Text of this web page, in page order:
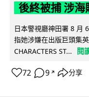
後終被捕 涉
日本警視廳神田署 8 月
指她涉嫌在出版巨頭集
CHARACTERS ST...
閱
72 9 ↗ 分享